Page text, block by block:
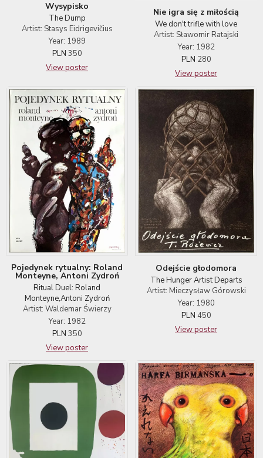
Wysypisko
The Dump
Artist: Stasys Eidrigevičius
Year: 1989
PLN 350
View poster
Nie igra się z miłością
We don't trifle with love
Artist: Sławomir Ratajski
Year: 1982
PLN 280
View poster
Pojedynek rytualny: Roland
Monteyne, Antoni Zydroń
Ritual Duel: Roland
Monteyne,Antoni Zydroń
Artist: Waldemar Świerzy
Year: 1982
PLN 350
View poster
Odejście głodomora
The Hunger Artist Departs
Artist: Mieczysław Górowski
Year: 1980
PLN 450
View poster